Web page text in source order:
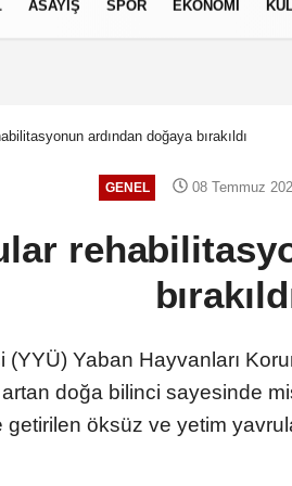
ASAYİŞ SPOR EKONOMİ
ardından doğaya bırakıldı
GENEL 08 Temmuz
(YYÜ) Yaban Hayvanları
doğa bilinci sayesinde
öksüz ve yetim